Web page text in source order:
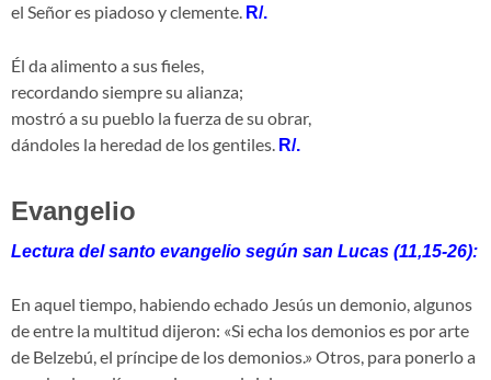
el Señor es piadoso y clemente. R/.
Él da alimento a sus fieles,
recordando siempre su alianza;
mostró a su pueblo la fuerza de su obrar,
dándoles la heredad de los gentiles. R/.
Evangelio
Lectura del santo evangelio según san Lucas (11,15-26):
En aquel tiempo, habiendo echado Jesús un demonio, algunos
de entre la multitud dijeron: «Si echa los demonios es por arte
de Belzebú, el príncipe de los demonios.» Otros, para ponerlo a